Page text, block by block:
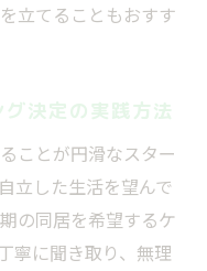
立てることもおすす
決定の実践方法
ことが円滑なスター
立した生活を望んで
の同居を希望するケ
寧に聞き取り、無理